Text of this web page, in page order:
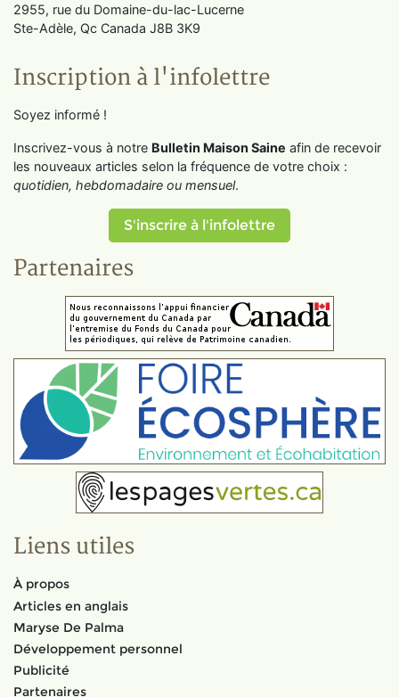
2955, rue du Domaine-du-lac-Lucerne
Ste-Adèle, Qc Canada J8B 3K9
Inscription à l'infolettre
Soyez informé !
Inscrivez-vous à notre Bulletin Maison Saine afin de recevoir
les nouveaux articles selon la fréquence de votre choix :
quotidien, hebdomadaire ou mensuel.
S'inscrire à l'infolettre
Partenaires
Liens utiles
À propos
Articles en anglais
Maryse De Palma
Développement personnel
Publicité
Partenaires